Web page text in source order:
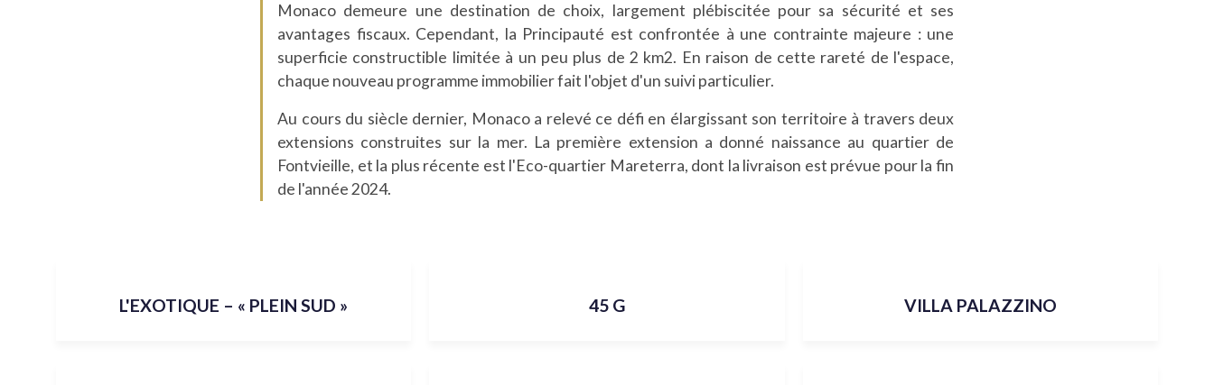
Monaco demeure une destination de choix, largement plébiscitée pour sa sécurité et ses
avantages fiscaux. Cependant, la Principauté est confrontée à une contrainte majeure : une
superficie constructible limitée à un peu plus de 2 km2. En raison de cette rareté de l'espace,
chaque nouveau programme immobilier fait l'objet d'un suivi particulier.
Au cours du siècle dernier, Monaco a relevé ce défi en élargissant son territoire à travers deux
extensions construites sur la mer. La première extension a donné naissance au quartier de
Fontvieille, et la plus récente est l'Eco-quartier Mareterra, dont la livraison est prévue pour la fin
de l'année 2024.
L'EXOTIQUE – « PLEIN SUD » 45 G VILLA PALAZZINO